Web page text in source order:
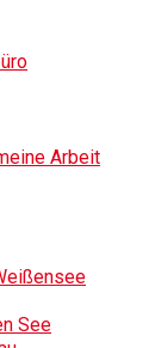
Arbeit
See